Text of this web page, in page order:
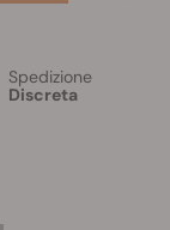
Spedizione
Discreta